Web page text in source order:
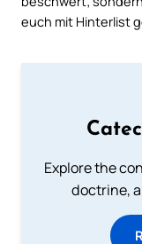
euch mit Hinterlist
Explore the
doctrine,